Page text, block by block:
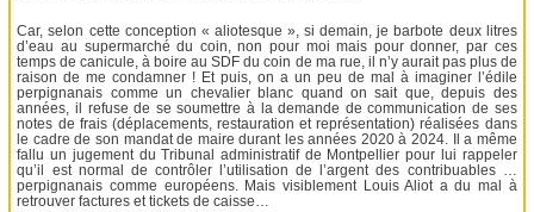
Car, selon cette conception « aliotesque », si demain, je barbote deux litres
d’eau au supermarché du coin, non pour moi mais pour donner, par ces
temps de canicule, à boire au SDF du coin de ma rue, il n’y aurait pas plus de
raison de me condamner ! Et puis, on a un peu de mal à imaginer l’édile
perpignanais comme un chevalier blanc quand on sait que, depuis des
années, il refuse de se soumettre à la demande de communication de ses
notes de frais (déplacements, restauration et représentation) réalisées dans
le cadre de son mandat de maire durant les années 2020 à 2024. Il a même
fallu un jugement du Tribunal administratif de Montpellier pour lui rappeler
qu’il est normal de contrôler l’utilisation de l’argent des contribuables …
perpignanais comme européens. Mais visiblement Louis Aliot a du mal à
retrouver factures et tickets de caisse…